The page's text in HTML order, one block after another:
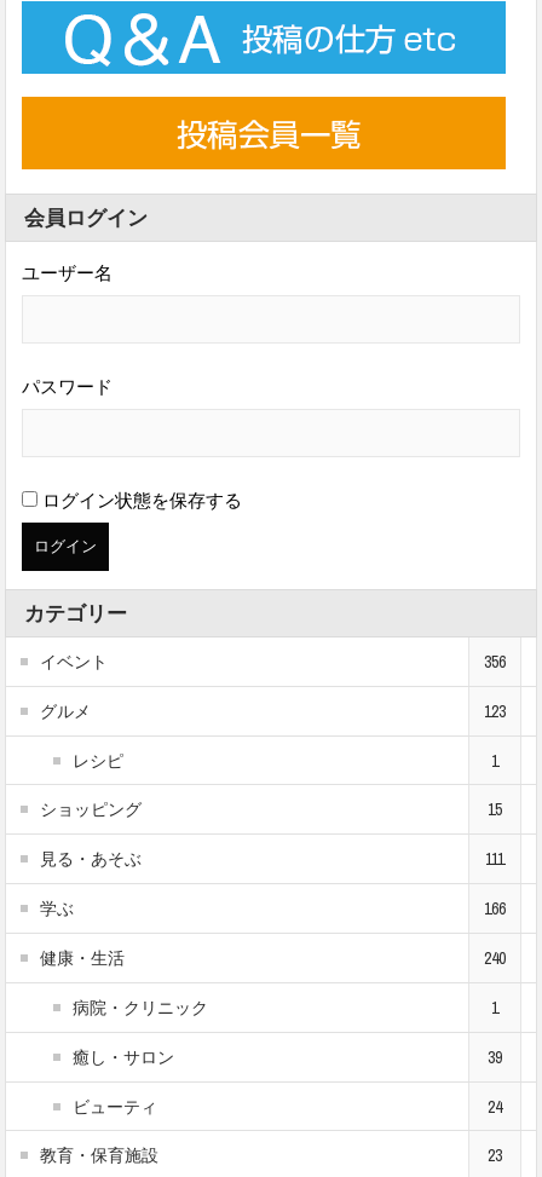
会員ログイン
ユーザー名
パスワード
ログイン状態を保存する
カテゴリー
イベント 356
グルメ 123
レシピ 1
ショッピング 15
見る・あそぶ 111
学ぶ 166
健康・生活 240
病院・クリニック 1
癒し・サロン 39
ビューティ 24
教育・保育施設 23